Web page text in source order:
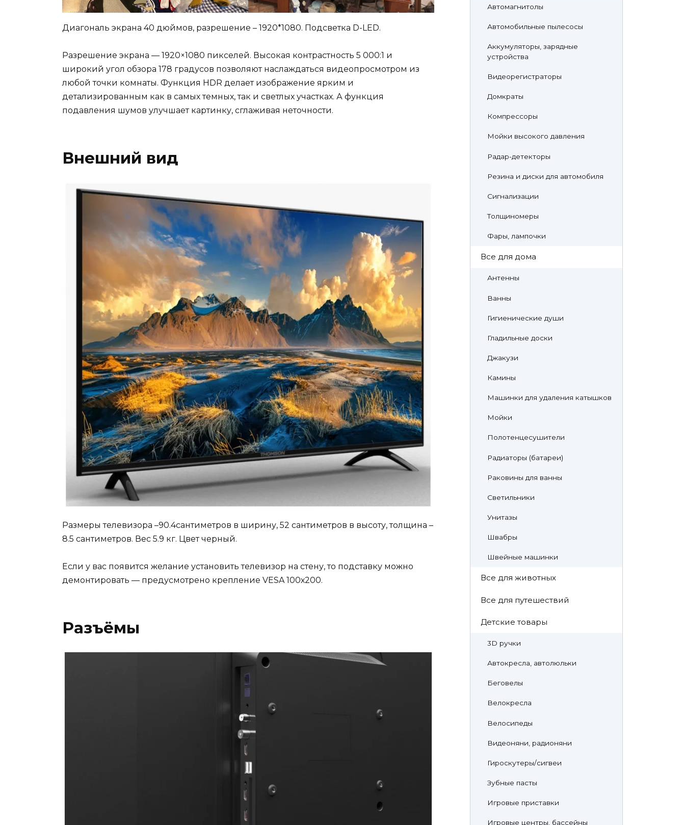
Диагональ экрана 40 дюймов, разрешение – 1920*1080. Подсветка D-LED.
Разрешение экрана — 1920×1080 пикселей. Высокая контрастность 5 000:1 и
широкий угол обзора 178 градусов позволяют наслаждаться видеопросмотром из
любой точки комнаты. Функция HDR делает изображение ярким и
детализированным как в самых темных, так и светлых участках. А функция
подавления шумов улучшает картинку, сглаживая неточности.
Внешний вид
Размеры телевизора –90.4сантиметров в ширину, 52 сантиметров в высоту, толщина –
8.5 сантиметров. Вес 5.9 кг. Цвет черный.
Если у вас появится желание установить телевизор на стену, то подставку можно
демонтировать — предусмотрено крепление VESA 100х200.
Разъёмы
Автомагнитолы
Автомобильные пылесосы
Аккумуляторы, зарядные
устройства
Видеорегистраторы
Домкраты
Компрессоры
Мойки высокого давления
Радар-детекторы
Резина и диски для автомобиля
Сигнализации
Толщиномеры
Фары, лампочки
Все для дома
Антенны
Ванны
Гигиенические души
Гладильные доски
Джакузи
Камины
Машинки для удаления катышков
Мойки
Полотенцесушители
Радиаторы (батареи)
Раковины для ванны
Светильники
Унитазы
Швабры
Швейные машинки
Все для животных
Все для путешествий
Детские товары
3D ручки
Автокресла, автолюльки
Беговелы
Велокресла
Велосипеды
Видеоняни, радионяни
Гироскутеры/сигвеи
Зубные пасты
Игровые приставки
Игровые центры, бассейны